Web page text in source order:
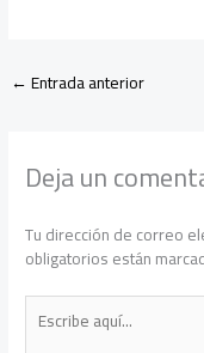
←Entrada anterior
Deja un
Tu dirección de correo
obligatorios están
Escribe
aquí...